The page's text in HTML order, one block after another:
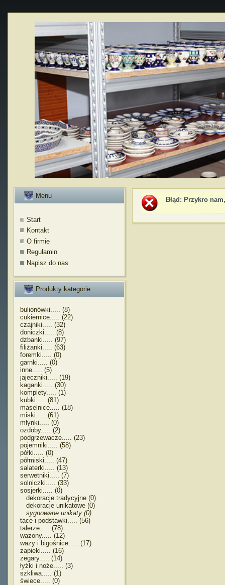
Menu
Start
Kontakt
O firmie
Regulamin
Napisz do nas
Produkty kategorie
bulionówki..... (8)
cukiernice..... (22)
czajniki..... (32)
doniczki..... (8)
dzbanki..... (97)
filiżanki..... (63)
foremki..... (0)
garnki..... (0)
inne..... (5)
jajeczniki..... (19)
kaganki..... (30)
komplety..... (1)
kubki..... (81)
maselnice..... (18)
miski..... (61)
młynki..... (0)
ozdoby..... (2)
podgrzewacze..... (23)
pojemniki..... (58)
półki..... (0)
półmiski..... (47)
salaterki..... (13)
serwetniki..... (7)
solniczki..... (33)
sosjerki..... (0)
dekoracje tradycyjne (0)
dekoracje unikatowe (0)
sygnowane unikaty (0)
tace i podstawki..... (56)
talerze..... (78)
wazony..... (12)
wazy i bigośnice..... (17)
zapieki..... (16)
zegary..... (14)
łyżki i noże..... (3)
szkliwa..... (1)
świece..... (0)
Błąd : Przykro